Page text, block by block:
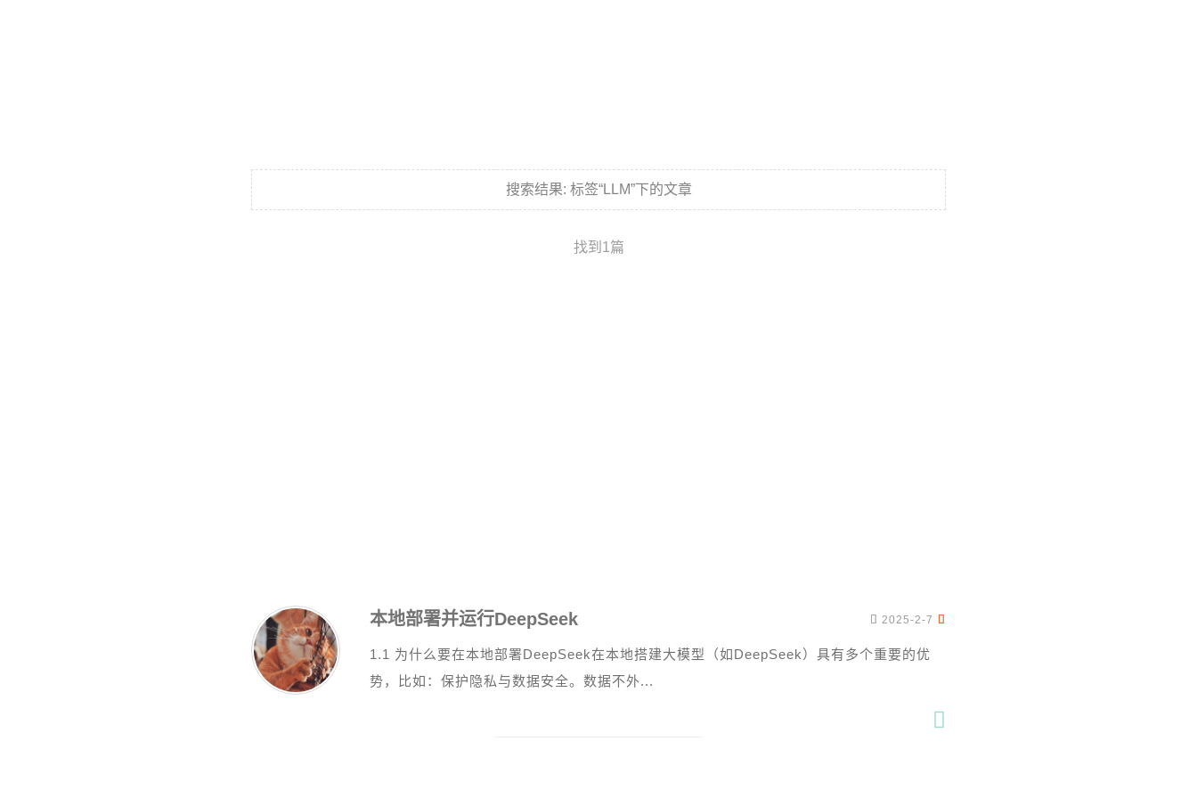
搜索结果: 标签“LLM”下的文章
找到1篇
本地部署并运行DeepSeek  2025-2-7 
1.1 为什么要在本地部署DeepSeek在本地搭建大模型（如DeepSeek）具有多个重要的优
势，比如：保护隐私与数据安全。数据不外...
